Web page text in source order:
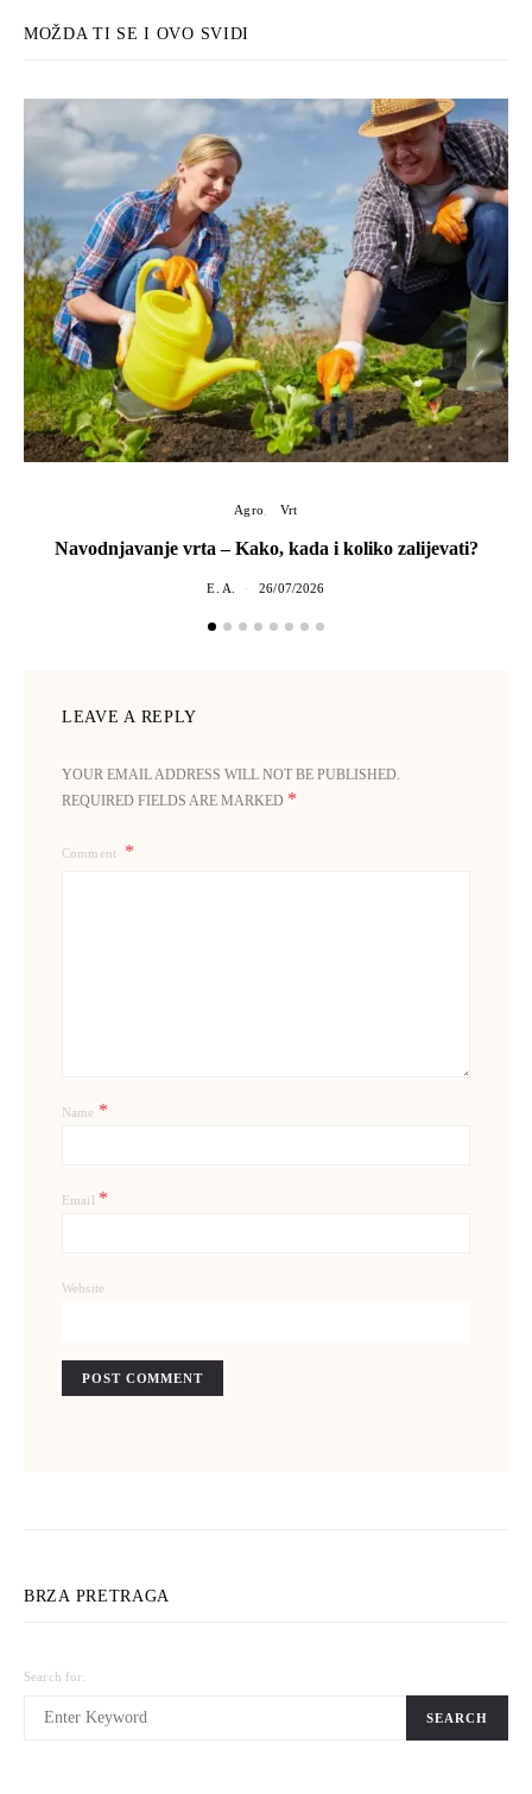
MOŽDA TI SE I OVO SVIDI
Agro Vrt
Navodnjavanje vrta – Kako, kada i koliko zalijevati?
E. A. 26/07/2026
LEAVE A REPLY
YOUR EMAIL ADDRESS WILL NOT BE PUBLISHED.
REQUIRED FIELDS ARE MARKED *
Comment
Name *
Email *
Website
BRZA PRETRAGA
Search for:
SEARCH